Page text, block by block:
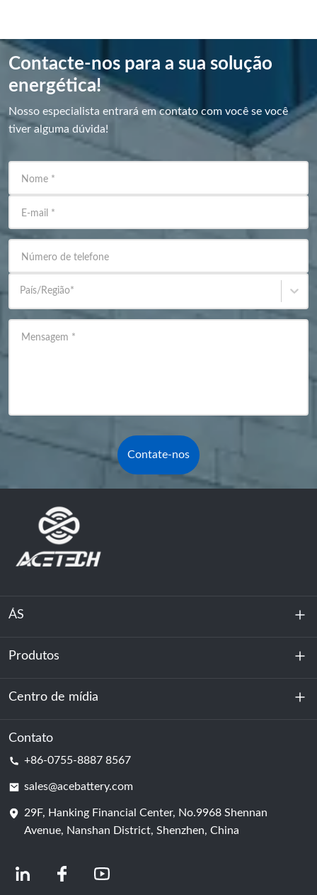
Contacte-nos para a sua solução
energética!
Nosso especialista entrará em contato com você se você
tiver alguma dúvida!
Nome *
E-mail *
Número de telefone
País/Região*
Mensagem *
Contate-nos
ÁS
Sobre nós
Sustentabilidade
Produtos
Armazenamento de energia
Centro de dados e sala de servidores
Célula de bateria
Centro de mídia
Notícias
Contato
+86-0755-8887 8567
sales@acebattery.com
29F, Hanking Financial Center, No.9968 Shennan
Avenue, Nanshan District, Shenzhen, China